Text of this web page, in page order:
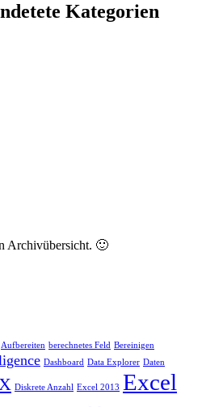
Kategorien
Archivübersicht. 🙂
Aufbereiten berechnetes Feld Bereinigen
Dashboard Data Explorer Daten
Diskrete Anzahl Excel 2013 Excel